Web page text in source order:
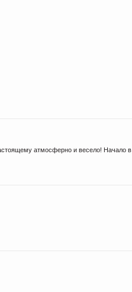
атмосферно и весело! Начало в